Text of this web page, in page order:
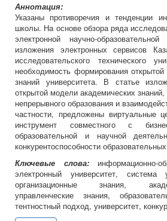
Аннотация:
Указаны противоречия и тенденции
школы. На основе обзора ряда
электронной научно-
изложения электронных сервисов
исследовательского технического
необходимость формирования
знаний университета. В статье
открытой модели академических
непрерывного образования и
частности, предложены виртуальные
инструмент совместного с
образовательной и научной
конкурентоспособности
Ключевые слова:информационно-
электронный университет, система
организационные знания,
управленческие знания,
тентностный подход, университет,